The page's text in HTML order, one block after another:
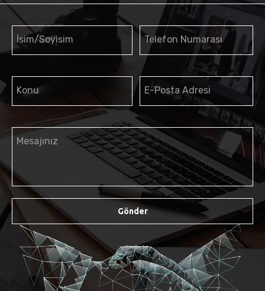
İsim/Soyisim Telefon Numarası
Konu E-Posta Adresi
Mesajınız
Gönder